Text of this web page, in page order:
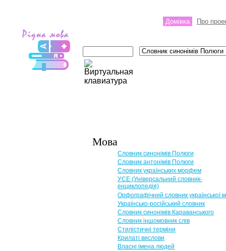
Домівка Про
Мова
Словник синонімів Полюги
Словник антонімів Полюги
Словник українських морфем
УСЕ (Універсальний словник-
енциклопедія)
Орфографічний словник української
Українсько-російський словник
Словник синонімів Караванського
Словник іншомовник слів
Стилістичні терміни
Крилаті вислови
Власні імена людей